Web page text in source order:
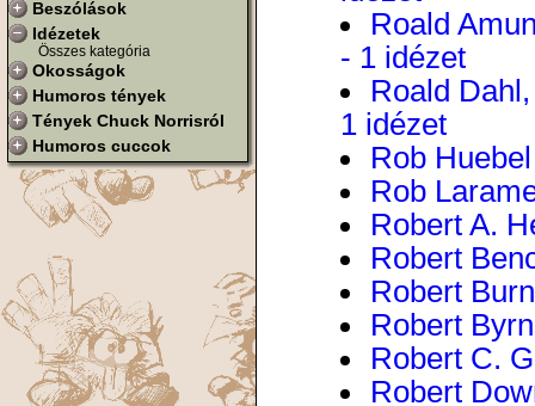
Beszólások
Idézetek
Összes kategória
Okosságok
Humoros tények
Tények Chuck Norrisról
Humoros cuccok
Roald
- 1 idézet
Roald
1 idézet
Rob
Rob
Robert A.
Robert
Robert
Robert
Robert C.
Robert